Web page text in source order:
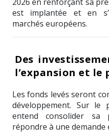
est implantée et en
marchés européens.
Des
l’expansion et le
Les fonds levés seront
développement. Sur le
entend consolider sa
répondre à une demande